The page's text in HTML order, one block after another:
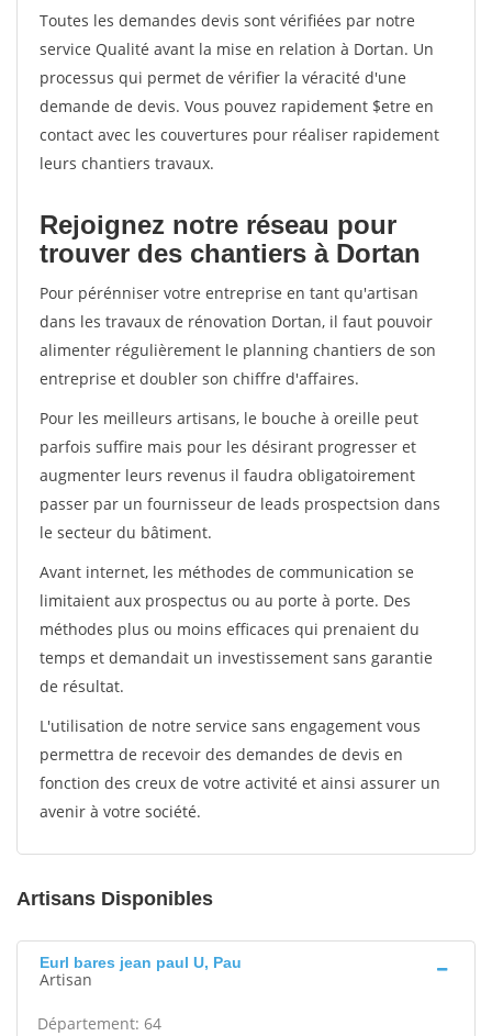
Toutes les demandes devis sont vérifiées par notre
service Qualité avant la mise en relation à Dortan. Un
processus qui permet de vérifier la véracité d'une
demande de devis. Vous pouvez rapidement $etre en
contact avec les couvertures pour réaliser rapidement
leurs chantiers travaux.
Rejoignez notre réseau pour
trouver des chantiers à Dortan
Pour pérénniser votre entreprise en tant qu'artisan
dans les travaux de rénovation Dortan, il faut pouvoir
alimenter régulièrement le planning chantiers de son
entreprise et doubler son chiffre d'affaires.
Pour les meilleurs artisans, le bouche à oreille peut
parfois suffire mais pour les désirant progresser et
augmenter leurs revenus il faudra obligatoirement
passer par un fournisseur de leads prospectsion dans
le secteur du bâtiment.
Avant internet, les méthodes de communication se
limitaient aux prospectus ou au porte à porte. Des
méthodes plus ou moins efficaces qui prenaient du
temps et demandait un investissement sans garantie
de résultat.
L'utilisation de notre service sans engagement vous
permettra de recevoir des demandes de devis en
fonction des creux de votre activité et ainsi assurer un
avenir à votre société.
Artisans Disponibles
Eurl bares jean paul U, Pau
Artisan
Département: 64